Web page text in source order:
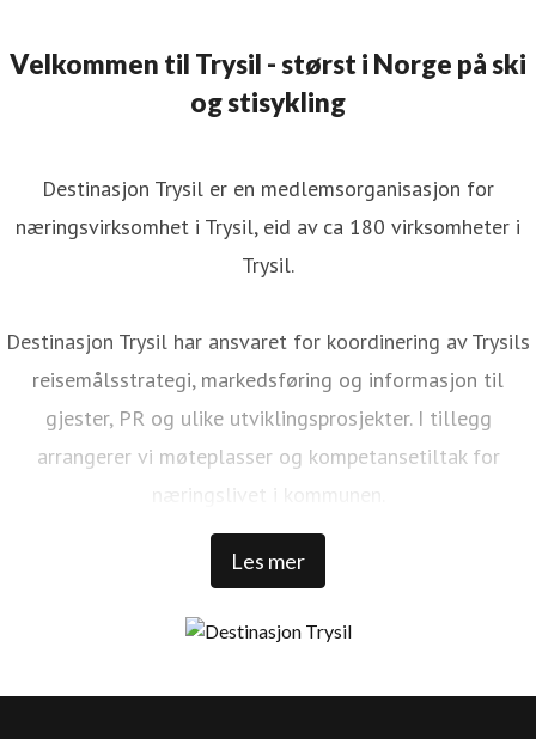
Velkommen til Trysil - størst i Norge på ski
og stisykling
Les mer
Destinasjon Trysil er en medlemsorganisasjon for
næringsvirksomhet i Trysil, eid av ca 180 virksomheter i
Trysil.
Destinasjon Trysil har ansvaret for koordinering av Trysils
reisemålsstrategi, markedsføring og informasjon til
gjester, PR og ulike utviklingsprosjekter. I tillegg
arrangerer vi møteplasser og kompetansetiltak for
næringslivet i kommunen.
Trysil er Norges største ski- og stisykkeldestinasjon. Vi har
Trysilfjellet, over 1 300 000 skidager, 456 millioner NOK i